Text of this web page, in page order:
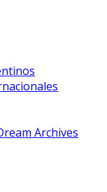
Archives